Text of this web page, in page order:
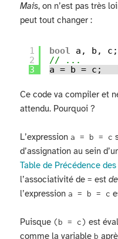
Mais, on n’est pas très
peut tout changer :
1
2
3
bool
a, b, c;
// ...
a = b = c;
Ce code va compiler et
attendu. Pourquoi ?
L’expressiona = b = c
d’assignation au sein
Table de Précédence
l’associativité de= est
l’expressiona = b = c
Puisque (b = c) est
comme la variable b